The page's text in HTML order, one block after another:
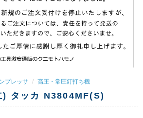
プレッサ 高圧・常圧釘打ち機
) タッカ N3804MF(S)